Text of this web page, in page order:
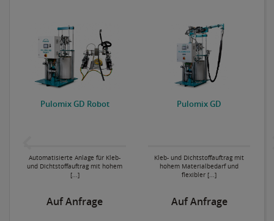
Pulomix GD Robot
Automatisierte Anlage für Kleb-
und Dichtstoffauftrag mit hohem
[...]
Auf Anfrage
Pulomix GD
Kleb- und Dichtstoffauftrag mit
hohem Materialbedarf und
flexibler [...]
Auf Anfrage